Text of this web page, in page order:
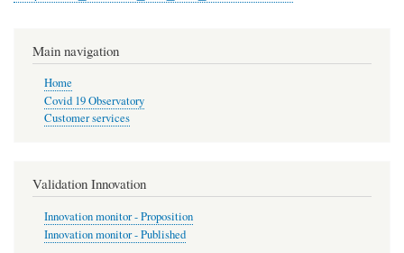
Main navigation
Home
Covid 19 Observatory
Customer services
Validation Innovation
Innovation monitor - Proposition
Innovation monitor - Published